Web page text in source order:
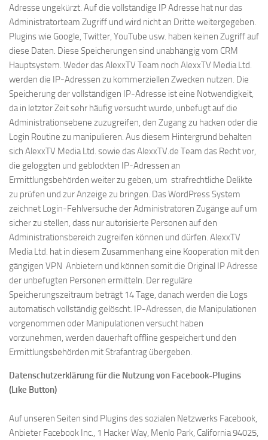
Adresse ungekürzt. Auf die vollständige IP Adresse hat nur das
Administratorteam Zugriff und wird nicht an Dritte weitergegeben.
Plugins wie Google, Twitter, YouTube usw. haben keinen Zugriff auf
diese Daten. Diese Speicherungen sind unabhängig vom CRM
Hauptsystem. Weder das AlexxTV Team noch AlexxTV Media Ltd.
werden die IP-Adressen zu kommerziellen Zwecken nutzen. Die
Speicherung der vollständigen IP-Adresse ist eine Notwendigkeit,
da in letzter Zeit sehr häufig versucht wurde, unbefugt auf die
Administrationsebene zuzugreifen, den Zugang zu hacken oder die
Login Routine zu manipulieren. Aus diesem Hintergrund behalten
sich AlexxTV Media Ltd. sowie das AlexxTV.de Team das Recht vor,
die geloggten und geblockten IP-Adressen an
Ermittlungsbehörden weiter zu geben, um strafrechtliche Delikte
zu prüfen und zur Anzeige zu bringen. Das WordPress System
zeichnet Login-Fehlversuche der Administratoren Zugänge auf um
sicher zu stellen, dass nur autorisierte Personen auf den
Administrationsbereich zugreifen können und dürfen. AlexxTV
Media Ltd. hat in diesem Zusammenhang eine Kooperation mit den
gängigen VPN Anbietern und können somit die Original IP Adresse
der unbefugten Personen ermitteln. Der reguläre
Speicherungszeitraum beträgt 14 Tage, danach werden die Logs
automatisch vollständig gelöscht. IP-Adressen, die Manipulationen
vorgenommen oder Manipulationen versucht haben
vorzunehmen, werden dauerhaft offline gespeichert und den
Ermittlungsbehörden mit Strafantrag übergeben.
Datenschutzerklärung für die Nutzung von Facebook-Plugins
(Like Button)
Auf unseren Seiten sind Plugins des sozialen Netzwerks Facebook,
Anbieter Facebook Inc., 1 Hacker Way, Menlo Park, California 94025,